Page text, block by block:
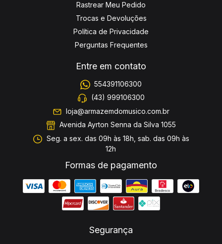
Rastrear Meu Pedido
Trocas e Devoluções
Política de Privacidade
Perguntas Frequentes
Entre em contato
554391106300
(43) 999106300
loja@armazemdomusico.com.br
Avenida Ayrton Senna da Silva 1055
Seg. a sex. das 09h às 18h, sab. das 09h às
12h
Formas de pagamento
Segurança